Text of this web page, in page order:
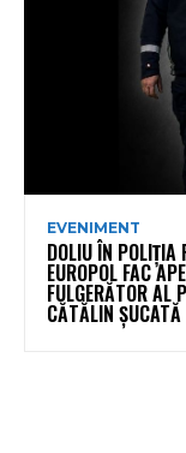
EVENIMENT
DOLIU ÎN POLIȚIA
EUROPOL FAC
FULGERĂTOR AL
CĂTĂLIN ȘUCATĂ